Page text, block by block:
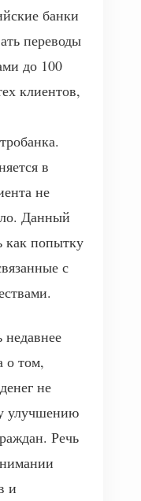
банки
переводы
до 100
клиентов,
в
не
Данный
как попытку
с
недавнее
о том,
не
улучшению
Речь
и